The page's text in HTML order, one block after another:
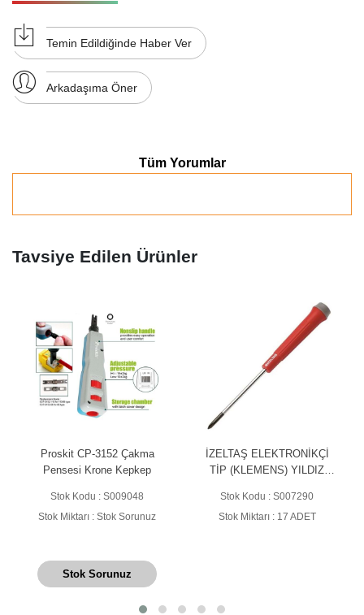
Temin Edildiğinde Haber Ver
Arkadaşıma Öner
Tüm Yorumlar
Tavsiye Edilen Ürünler
Proskit CP-3152 Çakma
Pensesi Krone Kepkep
Stok Kodu : S009048
Stok Miktarı : Stok Sorunuz
Stok Sorunuz
İZELTAŞ ELEKTRONİKÇİ
TİP (KLEMENS) YILDIZ
4520180360
Stok Kodu : S007290
Stok Miktarı : 17 ADET